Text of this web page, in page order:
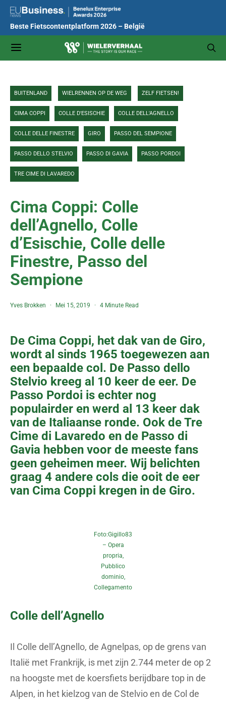
Beste Fietscontentplatform 2026 – België
BUITENLAND WIELRENNEN OP DE WEG ZELF FIETSEN!
CIMA COPPI COLLE D'ESISCHIE COLLE DELL'AGNELLO
COLLE DELLE FINESTRE GIRO PASSO DEL SEMPIONE
PASSO DELLO STELVIO PASSO DI GAVIA PASSO PORDOI
TRE CIME DI LAVAREDO
Cima Coppi: Colle
dell’Agnello, Colle
d’Esischie, Colle delle
Finestre, Passo del
Sempione
Yves Brokken Mei 15, 2019 4 Minute Read
De Cima Coppi, het dak van de Giro,
wordt al sinds 1965 toegewezen aan
een bepaalde col. De Passo dello
Stelvio kreeg al 10 keer de eer. De
Passo Pordoi is echter nog
populairder en werd al 13 keer dak
van de Italiaanse ronde. Ook de Tre
Cime di Lavaredo en de Passo di
Gavia hebben voor de meeste fans
geen geheimen meer. Wij belichten
graag 4 andere cols die ooit de eer
van Cima Coppi kregen in de Giro.
Foto:Gigillo83
– Opera
propria,
Pubblico
dominio,
Collegamento
Colle dell’Agnello
Il Colle dell’Agnello, de Agnelpas, op de grens van
Italië met Frankrijk, is met zijn 2.744 meter de op 2
na hoogste met de koersfiets berijdbare top in de
Alpen, in het kielzog van de Stelvio en de Col de